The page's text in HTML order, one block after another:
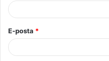
E-posta *